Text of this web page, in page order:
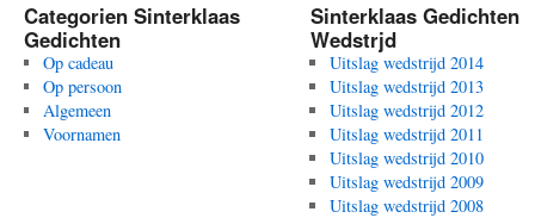
Categorien Sinterklaas
Gedichten
Op cadeau
Op persoon
Algemeen
Voornamen
Sinterklaas Gedichten
Wedstrjd
Uitslag wedstrijd 2014
Uitslag wedstrijd 2013
Uitslag wedstrijd 2012
Uitslag wedstrijd 2011
Uitslag wedstrijd 2010
Uitslag wedstrijd 2009
Uitslag wedstrijd 2008